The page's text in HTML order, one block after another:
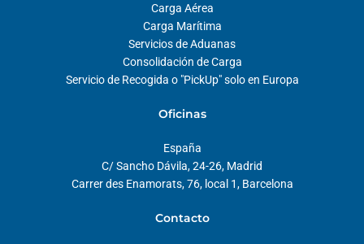
Carga Aérea
Carga Marítima
Servicios de Aduanas
Consolidación de Carga
Servicio de Recogida o "PickUp" solo en Europa
Oficinas
España
C/ Sancho Dávila, 24-26, Madrid
Carrer des Enamorats, 76, local 1, Barcelona
Contacto